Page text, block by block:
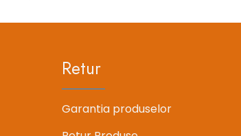
Retur
Garantia produselor